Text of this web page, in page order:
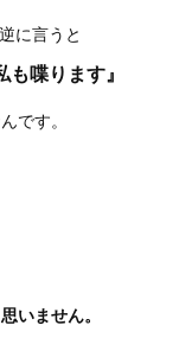
に言うと
喋ります』
です。
いません。